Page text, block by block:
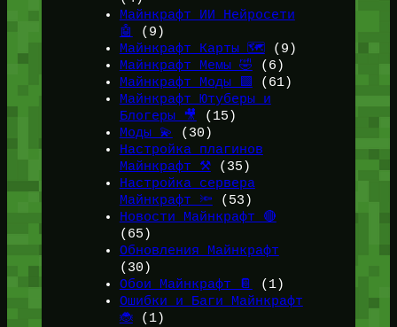
Майнкрафт ИИ Нейросети
🤖
(9)
Майнкрафт Карты 🗺️(9)
Майнкрафт Мемы 🤣 (6)
Майнкрафт Моды 🟩 (61)
Майнкрафт Ютуберы и
Блогеры 🎥
(15)
Моды 💫
(30)
Настройка плагинов
Майнкрафт ⚒️(35)
Настройка сервера
Майнкрафт 🔦 (53)
Новости Майнкрафт 🔴
(65)
Обновления Майнкрафт
(30)
Обои Майнкрафт 📔
(1)
Ошибки и Баги Майнкрафт
🐞(1)